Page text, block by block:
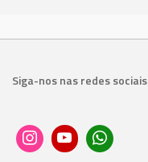
Siga-nos nas redes sociais